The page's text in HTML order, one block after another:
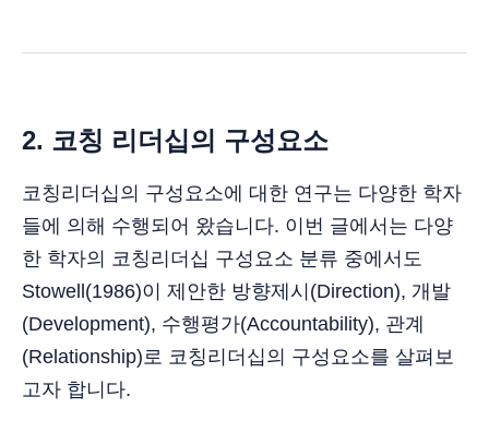
2. 코칭 리더십의 구성요소
코칭리더십의 구성요소에 대한 연구는 다양한 학자
들에 의해 수행되어 왔습니다. 이번 글에서는 다양
한 학자의 코칭리더십 구성요소 분류 중에서도
Stowell(1986)이 제안한 방향제시(Direction), 개발
(Development), 수행평가(Accountability), 관계
(Relationship)로 코칭리더십의 구성요소를 살펴보
고자 합니다.